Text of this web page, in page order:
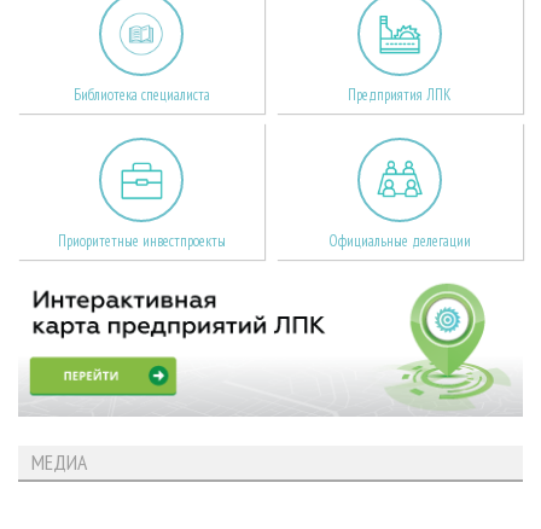
Библиотека специалиста Предприятия ЛПК
Приоритетные инвестпроекты Официальные делегации
МЕДИА